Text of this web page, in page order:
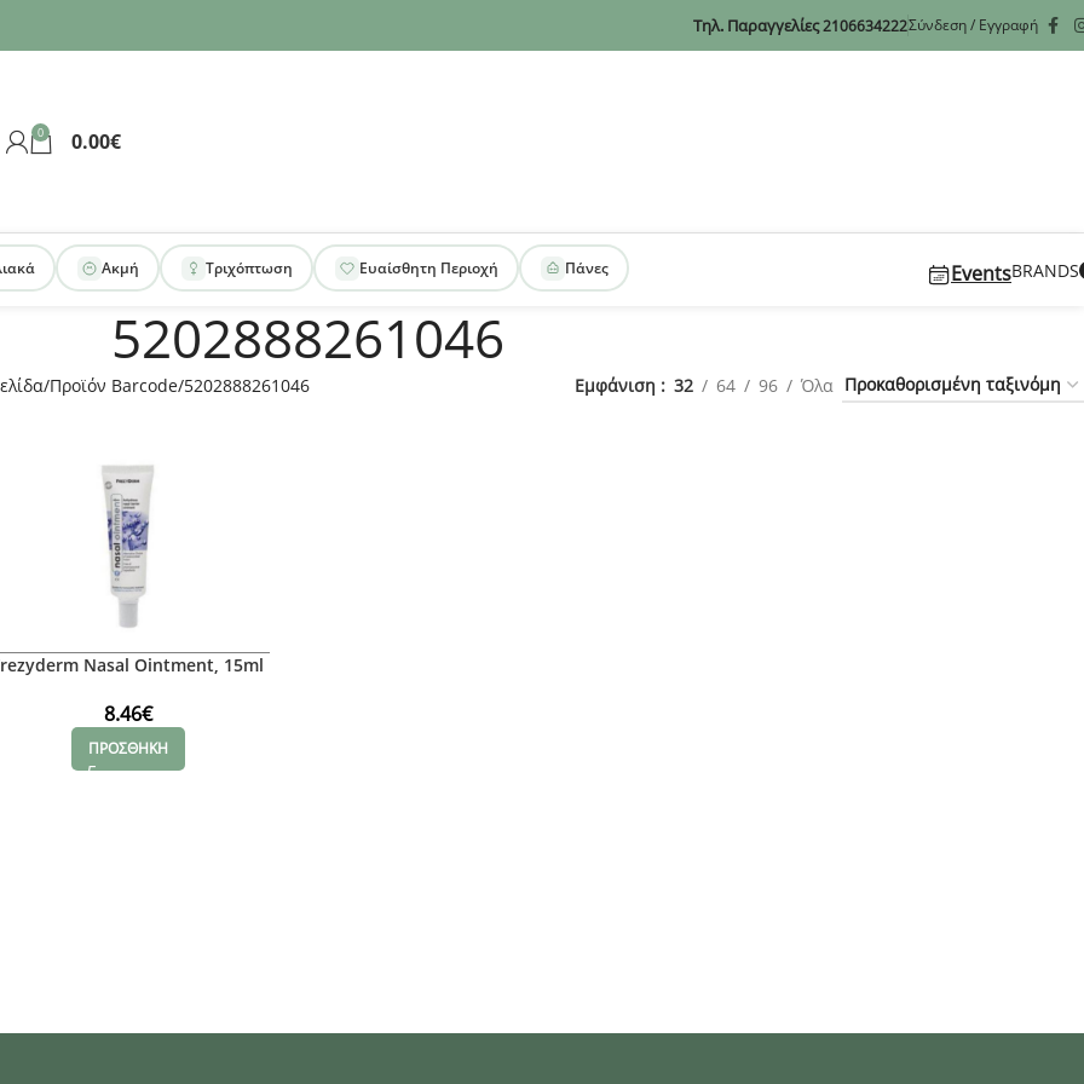
Τηλ. Παραγγελίες2106634222Σύνδεση / Εγγραφή
0 0.00€
Ακμή Τριχόπτωση Ευαίσθητη Περιοχή Πάνες EventsBRANDS
5202888261046
Προϊόν Barcode 5202888261046 Εμφάνιση 32 64 96 Όλα
Nasal Ointment, 15ml
8.46€
ΠΡΟΣΘΗΚΗ